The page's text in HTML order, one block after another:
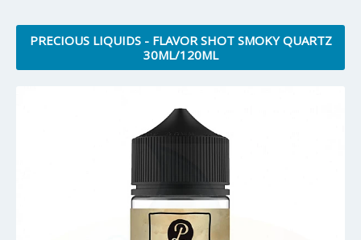
PRECIOUS LIQUIDS - FLAVOR SHOT SMOKY QUARTZ
30ML/120ML